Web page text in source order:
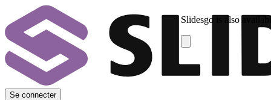
Slidesgo is also
Se connecter